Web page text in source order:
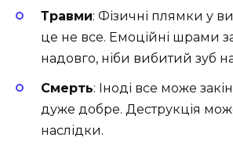
Травми: Фізичні плямки у
це не все. Емоційні шрами
надовго, ніби вибитий зуб
Смерть: Іноді все може
дуже добре. Деструкція
наслідки.